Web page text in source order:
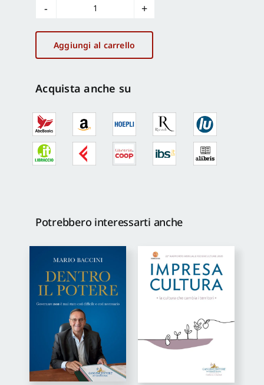
I
cantieri
del
POIn
-
II
quantità
Aggiungi al carrello
Acquista anche su
Potrebbero interessarti anche